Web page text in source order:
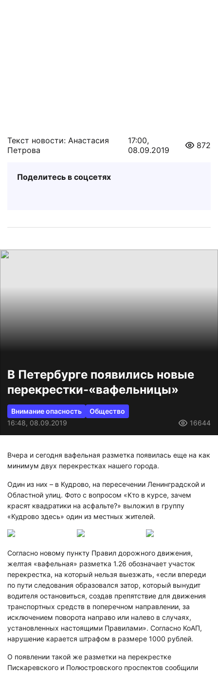
Текст новости: Анастасия
Петрова
17:00,
08.09.2019
872
Поделитесь в соцсетях
В Петербурге появились новые
перекрестки-«вафельницы»
Внимание опасность
Общество
16:48, 08.09.2019
16644
Вчера и сегодня вафельная разметка появилась еще на как
минимум двух перекрестках нашего города.
Один из них – в Кудрово, на пересечении Ленинградской и
Областной улиц. Фото с вопросом «Кто в курсе, зачем
красят квадратики на асфальте?» выложил в группу
«Кудрово здесь» один из местных жителей.
Согласно новому пункту Правил дорожного движения,
желтая «вафельная» разметка 1.26 обозначает участок
перекрестка, на который нельзя выезжать, «если впереди
по пути следования образовался затор, который вынудит
водителя остановиться, создав препятствие для движения
транспортных средств в поперечном направлении, за
исключением поворота направо или налево в случаях,
установленных настоящими Правилами». Согласно КоАП,
нарушение карается штрафом в размере 1000 рублей.
О появлении такой же разметки на перекрестке
Пискаревского и Полюстровского проспектов сообщили